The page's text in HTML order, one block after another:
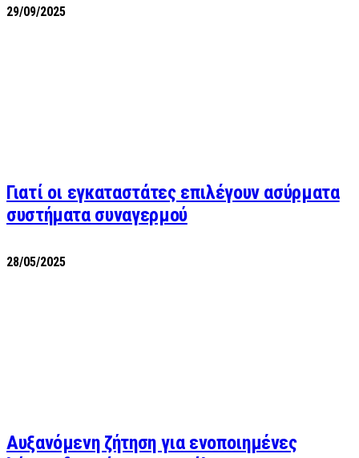
29/09/2025
Γιατί οι εγκαταστάτες επιλέγουν ασύρματα
συστήματα συναγερμού
28/05/2025
Αυξανόμενη ζήτηση για ενοποιημένες